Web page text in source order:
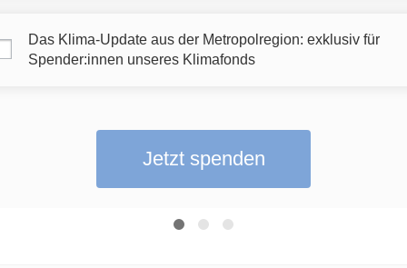
Das Klima-Update aus der Metropolregion: exklusiv für
Spender:innen unseres Klimafonds